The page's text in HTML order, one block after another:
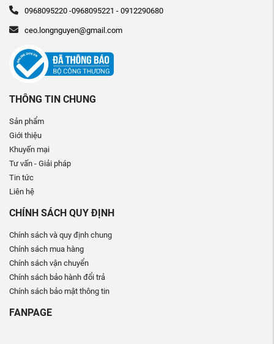
0968095220 -0968095221 - 0912290680
ceo.longnguyen@gmail.com
THÔNG TIN CHUNG
Sản phẩm
Giới thiệu
Khuyến mại
Tư vấn - Giải pháp
Tin tức
Liên hệ
CHÍNH SÁCH QUY ĐỊNH
Chính sách và quy định chung
Chính sách mua hàng
Chính sách vận chuyển
Chính sách bảo hành đổi trả
Chính sách bảo mật thông tin
FANPAGE